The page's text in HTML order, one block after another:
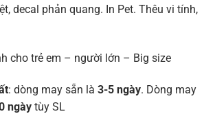
decal phản quang. In Pet. Thêu vi tính,
cho trẻ em – người lớn – Big size
: dòng may sẵn là 3-5 ngày. Dòng may
ngàytùy SL